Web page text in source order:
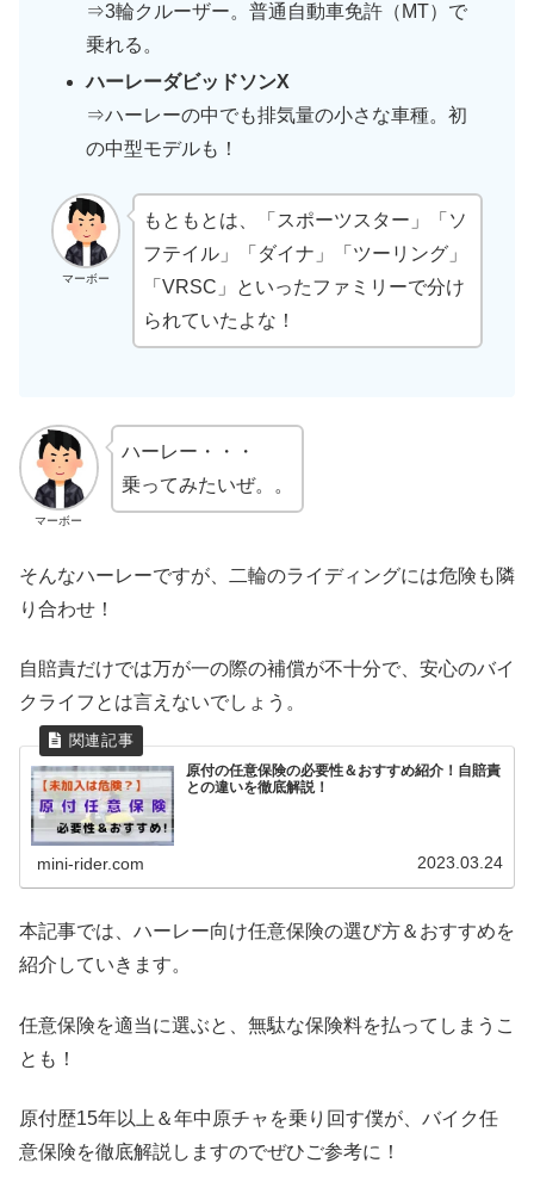
⇒3輪クルーザー。普通自動車免許（MT）で
乗れる。
ハーレーダビッドソンX
⇒ハーレーの中でも排気量の小さな車種。初
の中型モデルも！
マーボー
もともとは、「スポーツスター」「ソ
フテイル」「ダイナ」「ツーリング」
「VRSC」といったファミリーで分け
られていたよな！
マーボー
ハーレー・・・
乗ってみたいぜ。。
そんなハーレーですが、二輪のライディングには危険も隣
り合わせ！
自賠責だけでは万が一の際の補償が不十分で、安心のバイ
クライフとは言えないでしょう。
原付の任意保険の必要性＆おすすめ紹介！自賠責
との違いを徹底解説！
mini-rider.com 2023.03.24
本記事では、ハーレー向け任意保険の選び方＆おすすめを
紹介していきます。
任意保険を適当に選ぶと、無駄な保険料を払ってしまうこ
とも！
原付歴15年以上＆年中原チャを乗り回す僕が、バイク任
意保険を徹底解説しますのでぜひご参考に！